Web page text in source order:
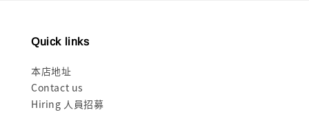
Quick links
本店地址
Contact us
Hiring 人員招募